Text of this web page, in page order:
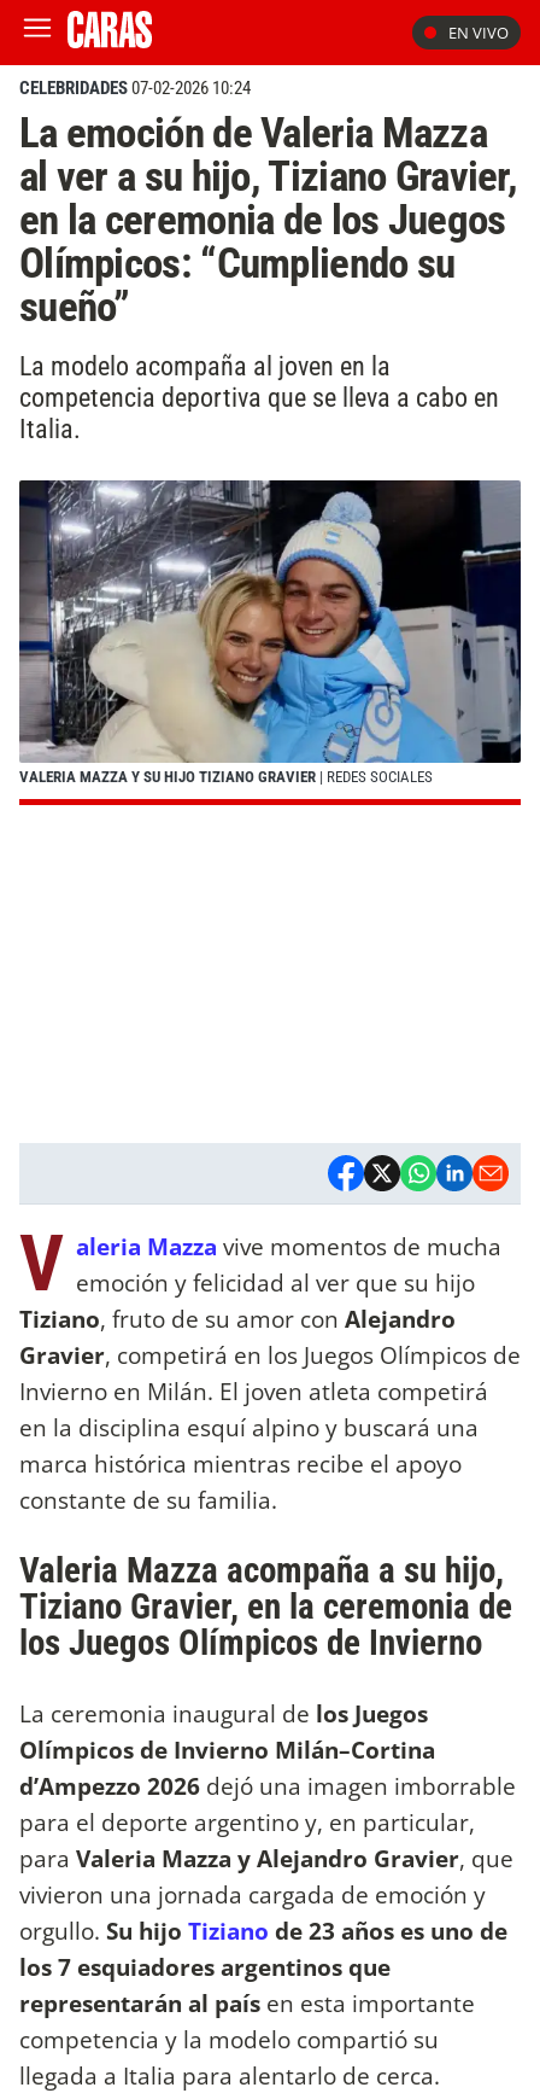
EN VIVO
CELEBRIDADES07-02-2026 10:24
La emoción de Valeria Mazza
al ver a su hijo, Tiziano Gravier,
en la ceremonia de los Juegos
Olímpicos: “Cumpliendo su
sueño”
La modelo acompaña al joven en la
competencia deportiva que se lleva a cabo en
Italia.
VALERIA MAZZA Y SU HIJO TIZIANO GRAVIER | REDES SOCIALES
V aleria Mazza vive momentos de mucha
emoción y felicidad al ver que su hijo
Tiziano, fruto de su amor con Alejandro
Gravier, competirá en los Juegos Olímpicos de
Invierno en Milán. El joven atleta competirá
en la disciplina esquí alpino y buscará una
marca histórica mientras recibe el apoyo
constante de su familia.
Valeria Mazza acompaña a su hijo,
Tiziano Gravier, en la ceremonia de
los Juegos Olímpicos de Invierno
La ceremonia inaugural de los Juegos
Olímpicos de Invierno Milán–Cortina
d’Ampezzo 2026 dejó una imagen imborrable
para el deporte argentino y, en particular,
para Valeria Mazza y Alejandro Gravier, que
vivieron una jornada cargada de emoción y
orgullo. Su hijo Tiziano de 23 años es uno de
los 7 esquiadores argentinos que
representarán al país en esta importante
competencia y la modelo compartió su
llegada a Italia para alentarlo de cerca.